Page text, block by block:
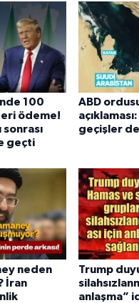
100
ödeme!
geçti
ABD
geçişler
neden
İran
Trump
anlaşma”